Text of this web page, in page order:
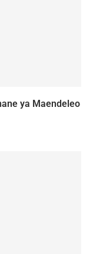
ya Maendeleo